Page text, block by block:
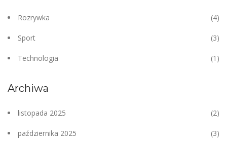
Rozrywka (4)
Sport (3)
Technologia (1)
Archiwa
listopada 2025 (2)
października 2025 (3)